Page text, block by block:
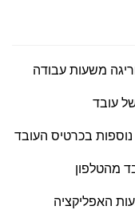
משעות עבודה
עובד
בכרטיס העובד
מהטלפון
האפליקציה